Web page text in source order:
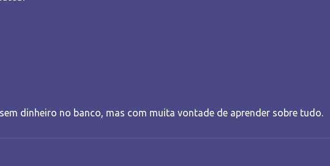
dinheiro no banco, mas com muita vontade de aprender sobre tudo.